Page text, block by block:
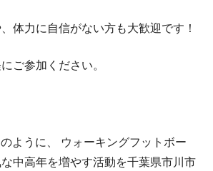
体力に自信がない方も大歓迎です！
ご参加ください。
ように、 ウォーキングフットボー
中高年を増やす活動を千葉県市川市